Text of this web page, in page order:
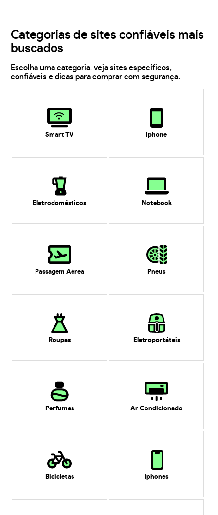
Categorias de sites confiáveis mais
buscados
Escolha uma categoria, veja sites específicos,
confiáveis e dicas para comprar com segurança.
Smart TV Iphone
Eletrodomésticos Notebook
Passagem Aérea Pneus
Roupas Eletroportáteis
Perfumes Ar Condicionado
Bicicletas Iphones